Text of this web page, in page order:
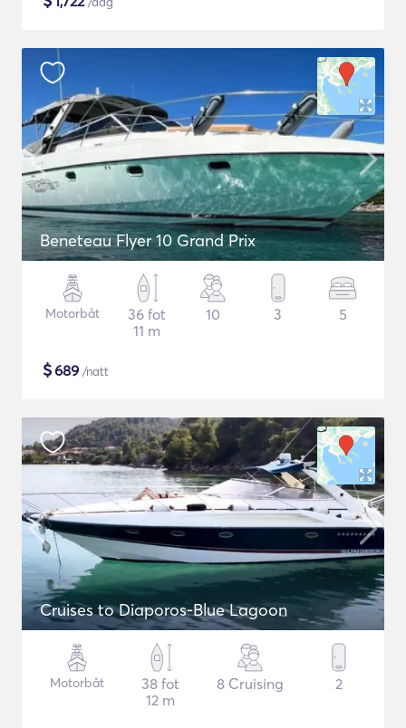
Beneteau Flyer 10 Grand Prix
Motorbåt
36 fot
11 m
10 3 5
$689 /natt
Cruises to Diaporos-Blue Lagoon
Motorbåt
38 fot
12 m
8 Cruising 2